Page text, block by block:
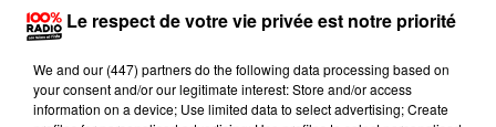
Le respect de votre vie privée est notre priorité
We and our (447) partnersdo the following data processing based on
your consent and/or our legitimate interest: Store and/or access
information on a device; Use limited data to select advertising; Create